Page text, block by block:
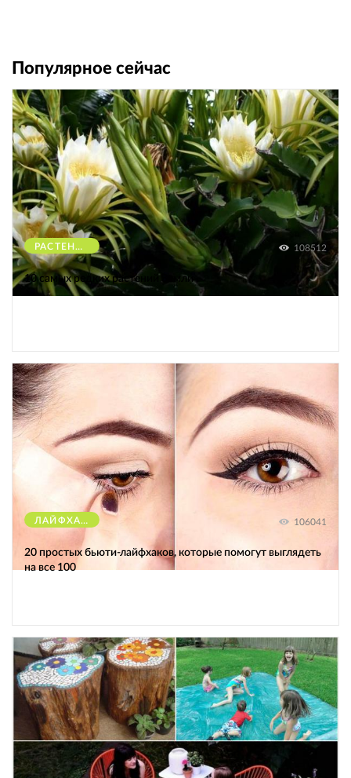
Популярное сейчас
РАСТЕНИЯ 108512
10 самых редких растений Земли
ЛАЙФХАКИ 106041
20 простых бьюти-лайфхаков, которые помогут выглядеть
на все 100